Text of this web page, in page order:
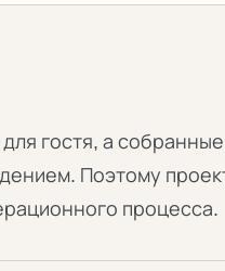
гостя, а
Поэтому
процесса.